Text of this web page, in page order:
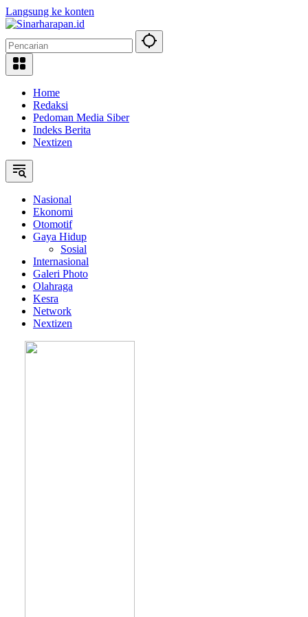
Langsung ke konten
Home
Redaksi
Pedoman Media Siber
Indeks Berita
Nextizen
Nasional
Ekonomi
Otomotif
Gaya Hidup
Sosial
Internasional
Galeri Photo
Olahraga
Kesra
Network
Nextizen